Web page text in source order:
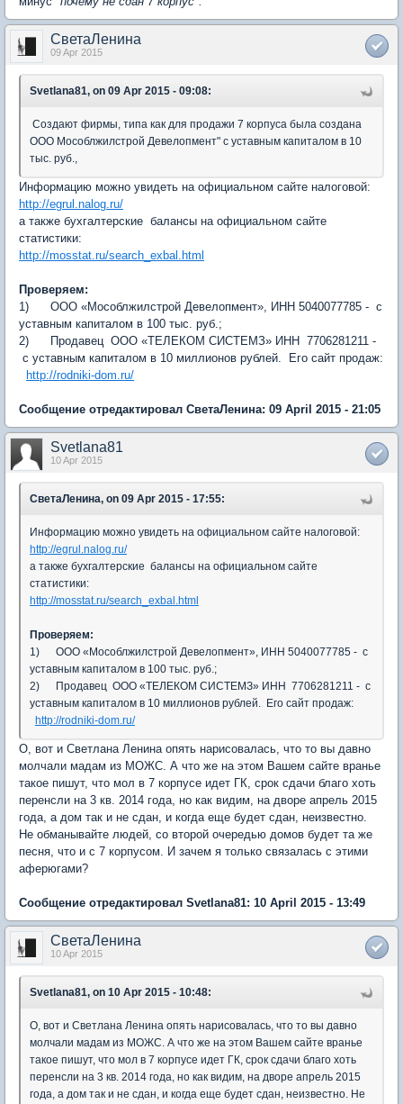
СветаЛенина
09 Apr 2015
Svetlana81, on 09 Apr 2015 - 09:08:
Создают фирмы, типа как для продажи 7 корпуса была создана
ООО Мособлжилстрой Девелопмент" с уставным капиталом в 10
тыс. руб.,
Информацию можно увидеть на официальном сайте налоговой:
http://egrul.nalog.ru/
а также бухгалтерские балансы на официальном сайте
статистики:
http://mosstat.ru/search_exbal.html
Проверяем:
1) ООО «Мособлжилстрой Девелопмент», ИНН 5040077785 - с
уставным капиталом в 100 тыс. руб.;
2) Продавец ООО «ТЕЛЕКОМ СИСТЕМЗ» ИНН 7706281211 -
с уставным капиталом в 10 миллионов рублей. Его сайт продаж:
http://rodniki-dom.ru/
Сообщение отредактировал СветаЛенина: 09 April 2015 - 21:05
Svetlana81
10 Apr 2015
СветаЛенина, on 09 Apr 2015 - 17:55:
Информацию можно увидеть на официальном сайте налоговой:
http://egrul.nalog.ru/
а также бухгалтерские балансы на официальном сайте
статистики:
http://mosstat.ru/search_exbal.html
Проверяем:
1) ООО «Мособлжилстрой Девелопмент», ИНН 5040077785 - с
уставным капиталом в 100 тыс. руб.;
2) Продавец ООО «ТЕЛЕКОМ СИСТЕМЗ» ИНН 7706281211 - с
уставным капиталом в 10 миллионов рублей. Его сайт продаж:
http://rodniki-dom.ru/
О, вот и Светлана Ленина опять нарисовалась, что то вы давно
молчали мадам из МОЖС. А что же на этом Вашем сайте вранье
такое пишут, что мол в 7 корпусе идет ГК, срок сдачи благо хоть
перенсли на 3 кв. 2014 года, но как видим, на дворе апрель 2015
года, а дом так и не сдан, и когда еще будет сдан, неизвестно.
Не обманывайте людей, со второй очередью домов будет та же
песня, что и с 7 корпусом. И зачем я только связалась с этими
аферюгами?
Сообщение отредактировал Svetlana81: 10 April 2015 - 13:49
СветаЛенина
10 Apr 2015
Svetlana81, on 10 Apr 2015 - 10:48:
О, вот и Светлана Ленина опять нарисовалась, что то вы давно
молчали мадам из МОЖС. А что же на этом Вашем сайте вранье
такое пишут, что мол в 7 корпусе идет ГК, срок сдачи благо хоть
перенсли на 3 кв. 2014 года, но как видим, на дворе апрель 2015
года, а дом так и не сдан, и когда еще будет сдан, неизвестно. Не